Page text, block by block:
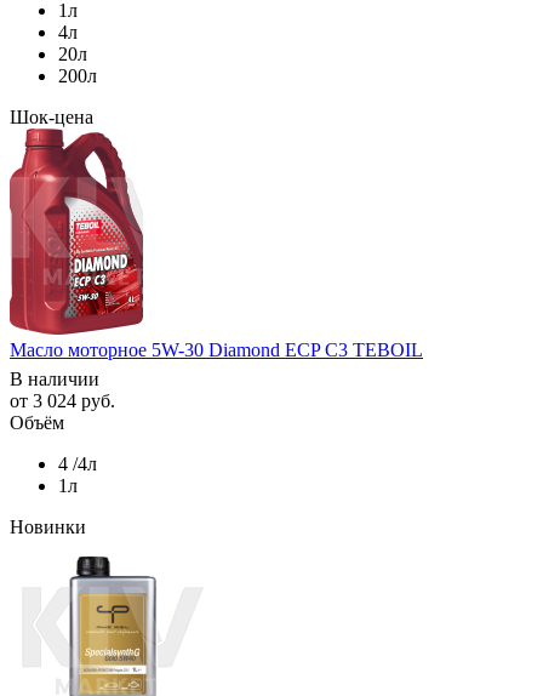
1л
4л
20л
200л
Шок-цена
Масло моторное 5W-30 Diamond ECP C3 TEBOIL
В наличии
от 3 024 руб.
Объём
4 /4л
1л
Новинки